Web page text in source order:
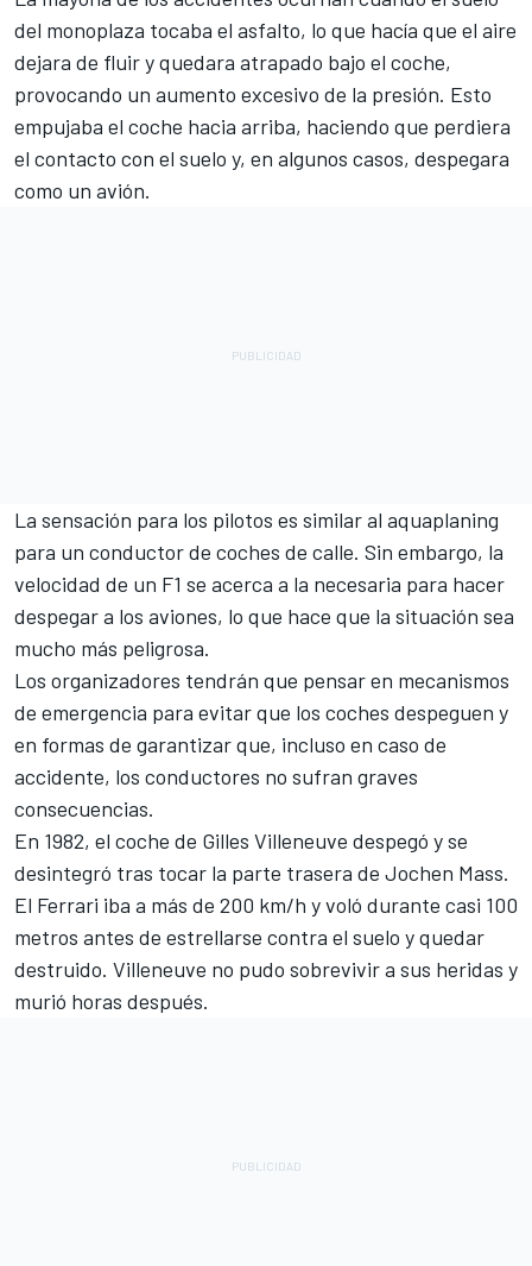
del monoplaza tocaba el asfalto, lo que hacía que el aire
dejara de fluir y quedara atrapado bajo el coche,
provocando un aumento excesivo de la presión. Esto
empujaba el coche hacia arriba, haciendo que perdiera
el contacto con el suelo y, en algunos casos, despegara
como un avión.
La sensación para los pilotos es similar al aquaplaning
para un conductor de coches de calle. Sin embargo, la
velocidad de un F1 se acerca a la necesaria para hacer
despegar a los aviones, lo que hace que la situación sea
mucho más peligrosa.
Los organizadores tendrán que pensar en mecanismos
de emergencia para evitar que los coches despeguen y
en formas de garantizar que, incluso en caso de
accidente, los conductores no sufran graves
consecuencias.
En 1982, el coche de Gilles Villeneuve despegó y se
desintegró tras tocar la parte trasera de Jochen Mass.
El Ferrari iba a más de 200 km/h y voló durante casi 100
metros antes de estrellarse contra el suelo y quedar
destruido. Villeneuve no pudo sobrevivir a sus heridas y
murió horas después.